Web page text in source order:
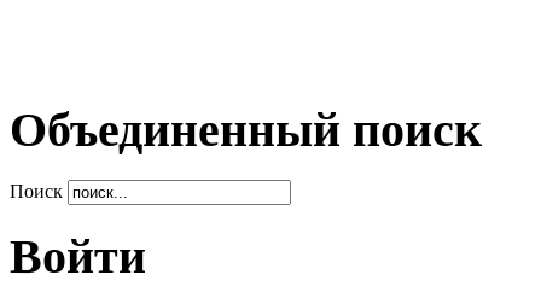
Объединенный поиск
Поиск
Войти